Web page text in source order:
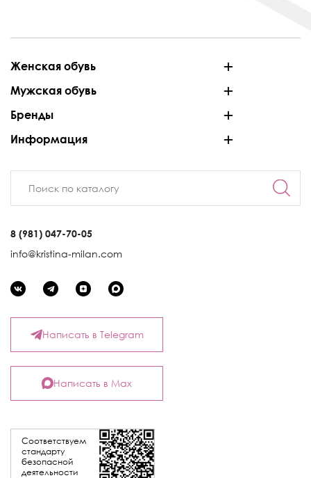
Женская обувь
Мужская обувь
Бренды
Информация
8 (981) 047-70-05
info@kristina-milan.com
Соответствуем
стандарту
безопасной
деятельности
Написать в Telegram
Написать в Max